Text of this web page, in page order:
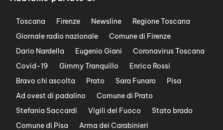
Toscana Firenze Newsline
Regione Toscana
Giornale radio nazionale
Comune di Firenze
Dario Nardella
Eugenio Giani
Coronavirus Toscana
Covid-19
Gimmy Tranquillo
Enrico Rossi
Bravo chi ascolta
Prato Sara Funaro
Pisa
Ad ovest di padalino
Comune di Prato
Stefania Saccardi
Vigili del Fuoco
Stato brado
Comune di Pisa
Arma dei Carabinieri